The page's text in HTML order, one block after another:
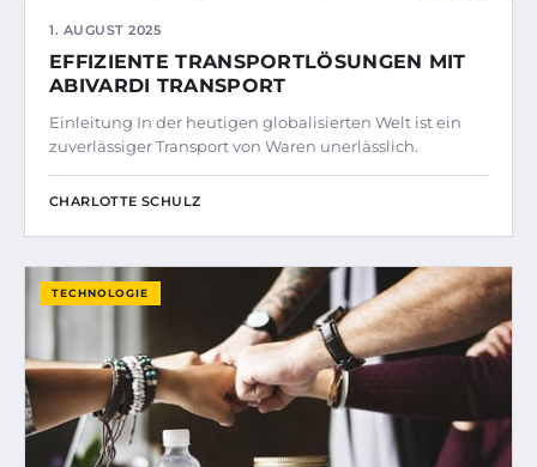
1. AUGUST 2025
EFFIZIENTE TRANSPORTLÖSUNGEN MIT
ABIVARDI TRANSPORT
Einleitung In der heutigen globalisierten Welt ist ein
zuverlässiger Transport von Waren unerlässlich.
CHARLOTTE SCHULZ
TECHNOLOGIE